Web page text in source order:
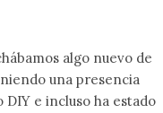
algo nuevo de
una presencia
e incluso ha estado